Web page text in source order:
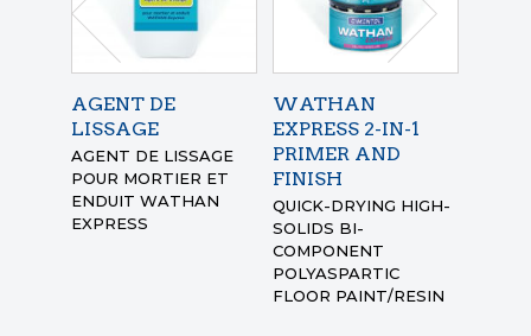
AGENT DE
LISSAGE
AGENT DE LISSAGE
POUR MORTIER ET
ENDUIT WATHAN
EXPRESS
WATHAN
EXPRESS 2-IN-1
PRIMER AND
FINISH
QUICK-DRYING HIGH-
SOLIDS BI-
COMPONENT
POLYASPARTIC
FLOOR PAINT/RESIN